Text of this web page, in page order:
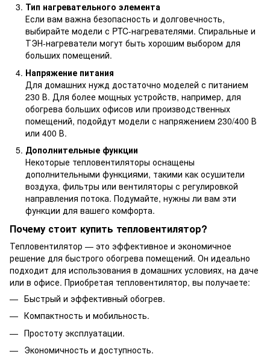
Тип нагревательного элемента
Если вам важна безопасность и долговечность,
выбирайте модели с PTC-нагревателями. Спиральные и
ТЭН-нагреватели могут быть хорошим выбором для
больших помещений.
Напряжение питания
Для домашних нужд достаточно моделей с питанием
230 В. Для более мощных устройств, например, для
обогрева больших офисов или производственных
помещений, подойдут модели с напряжением 230/400 В
или 400 В.
Дополнительные функции
Некоторые тепловентиляторы оснащены
дополнительными функциями, такими как осушители
воздуха, фильтры или вентиляторы с регулировкой
направления потока. Подумайте, нужны ли вам эти
функции для вашего комфорта.
Почему стоит купить тепловентилятор?
Тепловентилятор — это эффективное и экономичное
решение для быстрого обогрева помещений. Он идеально
подходит для использования в домашних условиях, на даче
или в офисе. Приобретая тепловентилятор, вы получаете:
Быстрый и эффективный обогрев.
Компактность и мобильность.
Простоту эксплуатации.
Экономичность и доступность.